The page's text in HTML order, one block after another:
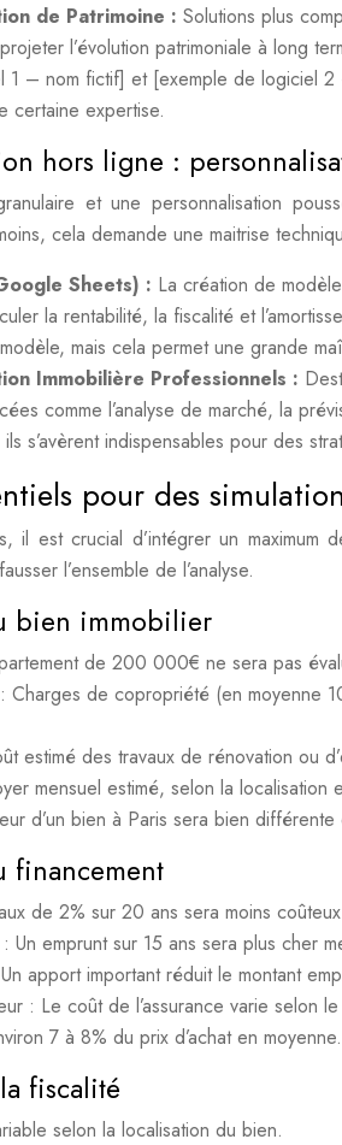
de Patrimoine : Solutions plus
l’évolution patrimoniale à long
1 – nom fictif] et [exemple de logiciel
certaine expertise.
hors ligne :
et une personnalisation
cela demande une maitrise
Sheets) : La création de
la rentabilité, la fiscalité et
mais cela permet une grande
Immobilière Professionnels :
comme l’analyse de marché, la
s’avèrent indispensables pour des
pour des
il est crucial d’intégrer un maximum
l’ensemble de l’analyse.
bien immobilier
de 200 000€ ne sera pas
Charges de copropriété (en moyenne
estimé des travaux de rénovation ou
mensuel estimé, selon la
d’un bien à Paris sera bien
financement
de 2% sur 20 ans sera moins
Un emprunt sur 15 ans sera plus cher
apport important réduit le montant
: Le coût de l’assurance varie selon
7 à 8% du prix d’achat en moyenne.
fiscalité
selon la localisation du bien.